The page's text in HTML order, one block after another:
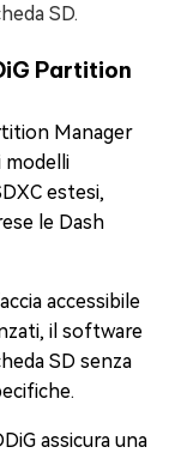
SD.
Partition
Manager
modelli
estesi,
le Dash
accessibile
il software
SD senza
assicura una